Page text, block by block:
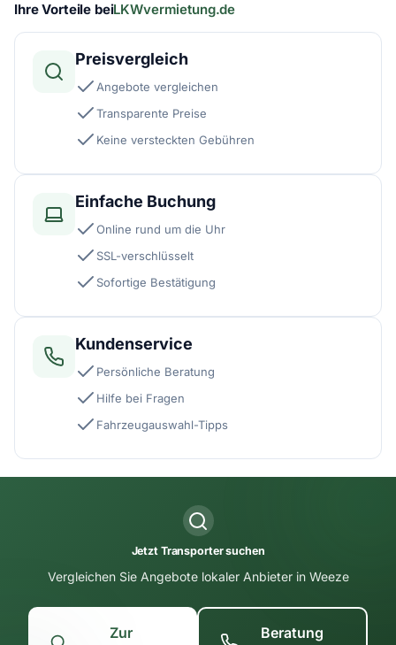
Ihre Vorteile beiLKWvermietung.de
Preisvergleich
Angebote vergleichen
Transparente Preise
Keine versteckten Gebühren
Einfache Buchung
Online rund um die Uhr
SSL-verschlüsselt
Sofortige Bestätigung
Kundenservice
Persönliche Beratung
Hilfe bei Fragen
Fahrzeugauswahl-Tipps
Jetzt Transporter suchen
Vergleichen Sie Angebote lokaler Anbieter in Weeze
Zur
Beratung